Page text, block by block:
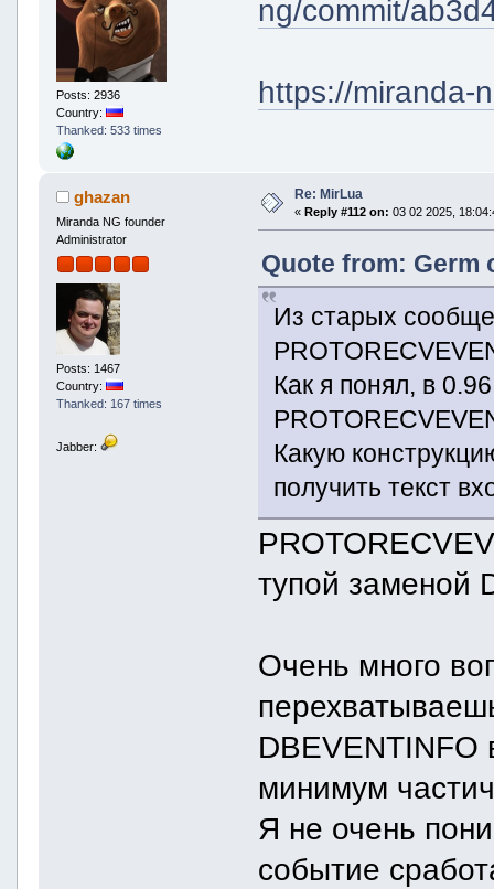
Posts: 2936
Country:
Thanked: 533 times
ng/commit/
https://miranda-
ghazan
Miranda NG founder
Administrator
Posts: 1467
Country:
Thanked: 167 times
Jabber:
Re: MirLua
« Reply #112 on: 03 02 2025,
Quote from: Germ
Из старых
Как я понял, в
Какую
получить текст
тупой заменой
Очень много
DBEVENTINFO
минимум
Я не очень
событие